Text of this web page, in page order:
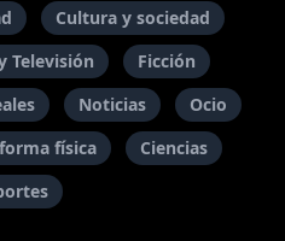
Cultura y sociedad
Televisión
Ficción
Noticias
Ocio
física
Ciencias